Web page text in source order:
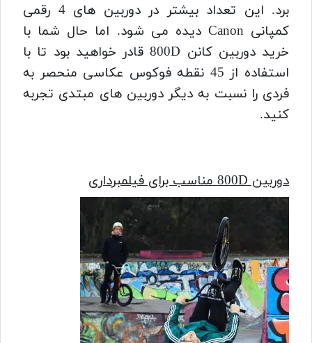
برد. این تعداد بیشتر در دوربین های 4 رقمی
کمپانی Canon دیده می شود. اما حال شما با
خرید دوربین کانن 800D قادر خواهید بود تا با
استفاده از 45 نقطه فوکوس عکاسی منحصر به
فردی را نسبت به دیگر دوربین های مبتدی تجربه
کنید.
دوربین 800D مناسب برای فیلمبرداری